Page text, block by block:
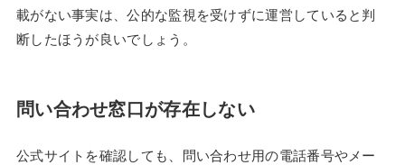
載がない事実は、公的な監視を受けずに運営していると判
断したほうが良いでしょう。
問い合わせ窓口が存在しない
公式サイトを確認しても、問い合わせ用の電話番号やメー